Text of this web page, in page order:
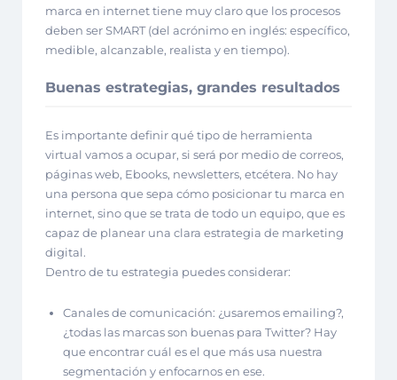
marca en internet tiene muy claro que los procesos
deben ser SMART (del acrónimo en inglés: específico,
medible, alcanzable, realista y en tiempo).
Buenas estrategias, grandes resultados
Es importante definir qué tipo de herramienta
virtual vamos a ocupar, si será por medio de correos,
páginas web, Ebooks, newsletters, etcétera. No hay
una persona que sepa cómo posicionar tu marca en
internet, sino que se trata de todo un equipo, que es
capaz de planear una clara estrategia de marketing
digital.
Dentro de tu estrategia puedes considerar:
Canales de comunicación: ¿usaremos emailing?,
¿todas las marcas son buenas para Twitter? Hay
que encontrar cuál es el que más usa nuestra
segmentación y enfocarnos en ese.